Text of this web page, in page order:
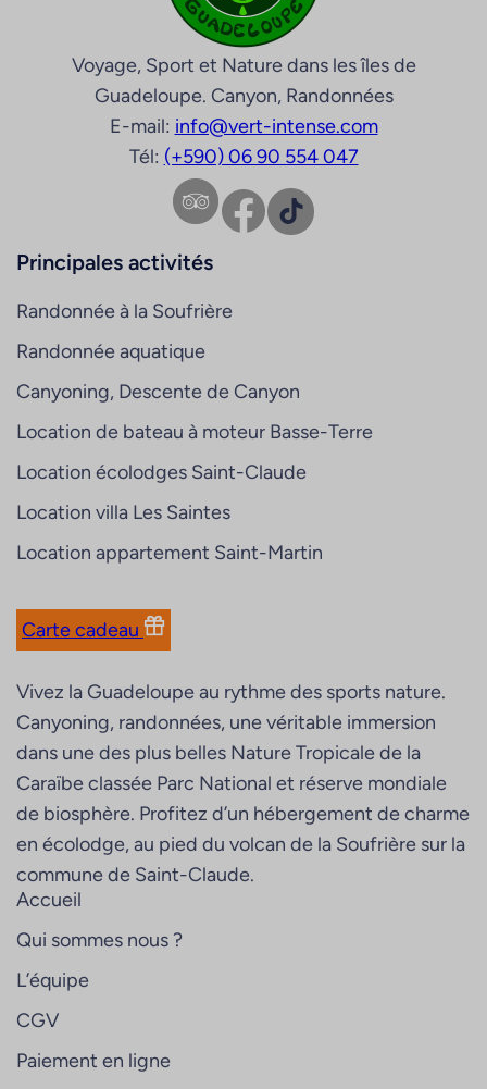
Voyage, Sport et Nature dans les îles de
Guadeloupe. Canyon, Randonnées
E-mail: info@vert-intense.com
Tél: (+590) 06 90 554 047
Facebook TikTok
Principales activités
Randonnée à la Soufrière
Randonnée aquatique
Canyoning, Descente de Canyon
Location de bateau à moteur Basse-Terre
Location écolodges Saint-Claude
Location villa Les Saintes
Location appartement Saint-Martin
Carte cadeau
Vivez la Guadeloupe au rythme des sports nature.
Canyoning, randonnées, une véritable immersion
dans une des plus belles Nature Tropicale de la
Caraïbe classée Parc National et réserve mondiale
de biosphère. Profitez d’un hébergement de charme
en écolodge, au pied du volcan de la Soufrière sur la
commune de Saint-Claude.
Accueil
Qui sommes nous ?
L’équipe
CGV
Paiement en ligne